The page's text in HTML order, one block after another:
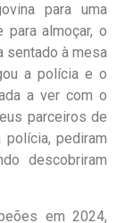
para uma
almoçar, o
sentado à mesa
a polícia e o
a ver com o
parceiros de
pediram
descobriram
em 2024,